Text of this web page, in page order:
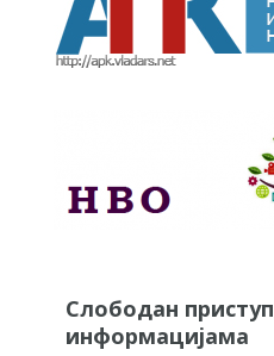
Слободан приступ
информацијама